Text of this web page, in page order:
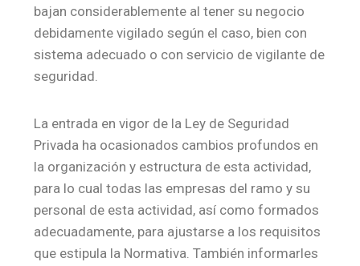
bajan considerablemente al tener su negocio
debidamente vigilado según el caso, bien con
sistema adecuado o con servicio de vigilante de
seguridad.
La entrada en vigor de la Ley de Seguridad
Privada ha ocasionados cambios profundos en
la organización y estructura de esta actividad,
para lo cual todas las empresas del ramo y su
personal de esta actividad, así como formados
adecuadamente, para ajustarse a los requisitos
que estipula la Normativa. También informarles